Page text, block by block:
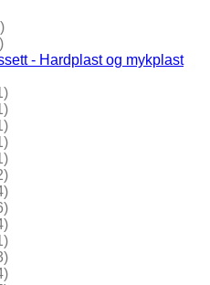
- Hardplast og mykplast